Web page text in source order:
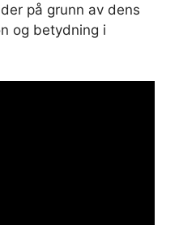
på grunn av dens
og betydning i